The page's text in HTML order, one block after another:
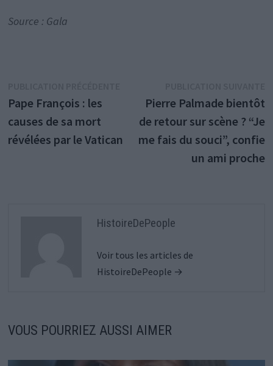
Source : Gala
de
l’article
précédente :
Pape François : les
causes de sa mort
révélées par le Vatican
Pierre Palmade bientôt
de retour sur scène ? “Je
me fais du souci”, confie
un ami proche
HistoireDePeople
Voir tous les articles de
HistoireDePeople →
VOUS POURRIEZ AUSSI AIMER